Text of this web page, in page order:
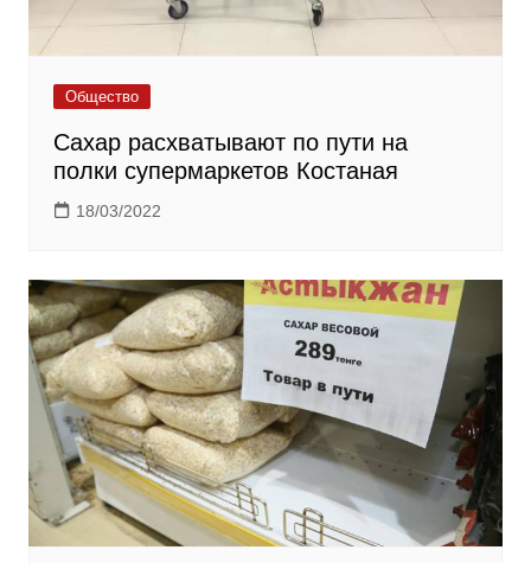
Общество
Сахар расхватывают по пути на
полки супермаркетов Костаная
18/03/2022